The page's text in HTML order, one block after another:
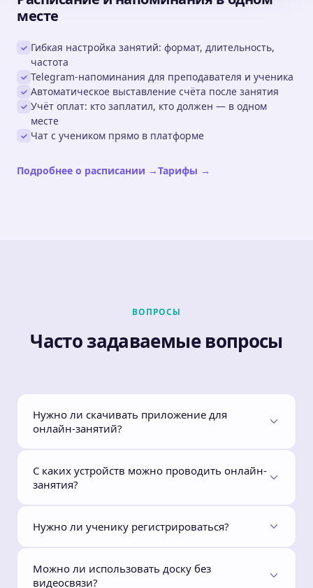
месте
Гибкая настройка занятий: формат, длительность,
частота
Telegram-напоминания для преподавателя и ученика
Автоматическое выставление счёта после занятия
Учёт оплат: кто заплатил, кто должен — в одном
месте
Чат с учеником прямо в платформе
Подробнее о расписании →Тарифы →
ВОПРОСЫ
Часто задаваемые вопросы
Нужно ли скачивать приложение для
онлайн-занятий?
С каких устройств можно проводить онлайн-
занятия?
Нужно ли ученику регистрироваться?
Можно ли использовать доску без
видеосвязи?